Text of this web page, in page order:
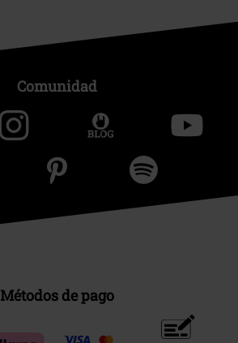
Comunidad
Métodos de pago